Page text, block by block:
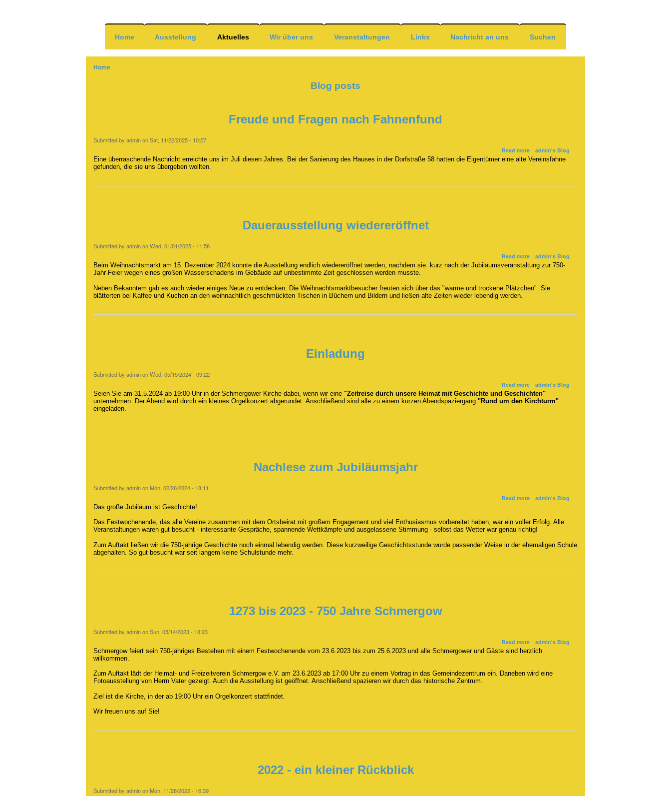
main
content
Home Ausstellung Aktuelles Wir über uns Veranstaltungen Links Nachricht an uns Suchen
Home
Blog posts
Freude und Fragen nach Fahnenfund
Submitted by adminonSat, 11/22/2025 - 10:27
Read more about
Freude
admin's Blog
Eine überraschende Nachricht erreichte uns im Juli diesen Jahres. Bei der Sanierung des Hauses in der Dorfstraße 58 hatten die Eigentümer eine alte Vereinsfahne
gefunden, die sie uns übergeben wollten.
Dauerausstellung wiedereröffnet
Submitted by adminonWed, 01/01/2025 - 11:58
Read more about
Dauerausstellung
admin's Blog
Beim Weihnachtsmarkt am 15. Dezember 2024 konnte die Ausstellung endlich wiedereröffnet werden, nachdem sie kurz nach der Jubiläumsveranstaltung zur 750-
Jahr-Feier wegen eines großen Wasserschadens im Gebäude auf unbestimmte Zeit geschlossen werden musste.
Neben Bekanntem gab es auch wieder einiges Neue zu entdecken. Die Weihnachtsmarktbesucher freuten sich über das "warme und trockene Plätzchen". Sie
blätterten bei Kaffee und Kuchen an den weihnachtlich geschmückten Tischen in Büchern und Bildern und ließen alte Zeiten wieder lebendig werden.
Einladung
Submitted by adminonWed, 05/15/2024 - 09:22
Read more about
Einladung
admin's Blog
Seien Sie am 31.5.2024 ab 19:00 Uhr in der Schmergower Kirche dabei, wenn wir eine "Zeitreise durch unsere Heimat mit Geschichte und Geschichten"
unternehmen. Der Abend wird durch ein kleines Orgelkonzert abgerundet. Anschließend sind alle zu einem kurzen Abendspaziergang "Rund um den Kirchturm"
eingeladen.
Nachlese zum Jubiläumsjahr
Submitted by adminon Mon, 02/26/2024 - 18:11
Read more about
Jubiläumsjahr
admin's Blog
Das große Jubiläum ist Geschichte!
Das Festwochenende, das alle Vereine zusammen mit dem Ortsbeirat mit großem Engagement und viel Enthusiasmus vorbereitet haben, war ein voller Erfolg. Alle
Veranstaltungen waren gut besucht - interessante Gespräche, spannende Wettkämpfe und ausgelassene Stimmung - selbst das Wetter war genau richtig!
Zum Auftakt ließen wir die 750-jährige Geschichte noch einmal lebendig werden. Diese kurzweilige Geschichtsstunde wurde passender Weise in der ehemaligen Schule
abgehalten. So gut besucht war seit langem keine Schulstunde mehr.
1273 bis 2023 - 750 Jahre Schmergow
Submitted by adminonSun, 05/14/2023 - 18:23
Read more about
1273
-
admin's Blog
Schmergow feiert sein 750-jähriges Bestehen mit einem Festwochenende vom 23.6.2023 bis zum 25.6.2023 und alle Schmergower und Gäste sind herzlich
willkommen.
Zum Auftakt lädt der Heimat- und Freizeitverein Schmergow e.V. am 23.6.2023 ab 17:00 Uhr zu einem Vortrag in das Gemeindezentrum ein. Daneben wird eine
Fotoausstellung von Herrn Vater gezeigt. Auch die Ausstellung ist geöffnet. Anschließend spazieren wir durch das historische Zentrum.
Ziel ist die Kirche, in der ab 19:00 Uhr ein Orgelkonzert stattfindet.
Wir freuen uns auf Sie!
2022 - ein kleiner Rückblick
Submitted by adminon Mon, 11/28/2022 - 16:39